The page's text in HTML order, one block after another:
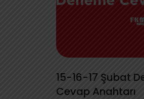
15-16-17 Şubat
Cevap Anahtarı